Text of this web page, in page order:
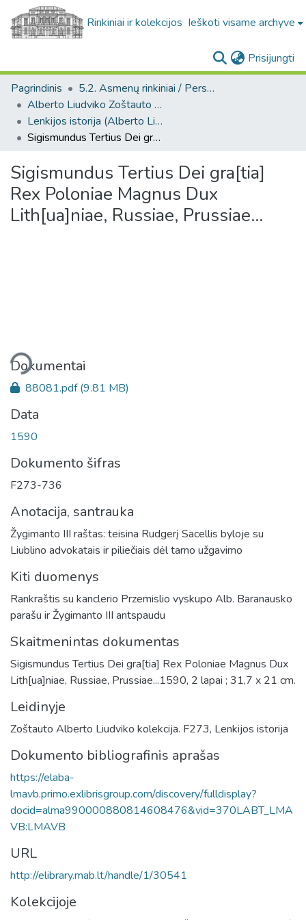
Rinkiniai ir kolekcijos Ieškoti visame archyve
Prisijungti
Pagrindinis
5.2. Asmenų rinkiniai / Personal collections
Alberto Liudviko Zoštauto kolekcija. F273
Lenkijos istorija (Alberto Liudviko Zoštauto kolekcija. F273)
Sigismundus Tertius Dei gra[tia] Rex Poloniae Magnus Dux Lith[ua]niae, Russiae, Prussiae...
Sigismundus Tertius Dei gra[tia]
Rex Poloniae Magnus Dux
Lith[ua]niae, Russiae, Prussiae...
Dokumentai
88081.pdf(9.81 MB)
Data
1590
Dokumento šifras
F273-736
Anotacija, santrauka
Žygimanto III raštas: teisina Rudgerį Sacellis byloje su
Liublino advokatais ir piliečiais dėl tarno užgavimo
Kiti duomenys
Rankraštis su kanclerio Przemislio vyskupo Alb. Baranausko
parašu ir Žygimanto III antspaudu
Skaitmenintas dokumentas
Sigismundus Tertius Dei gra[tia] Rex Poloniae Magnus Dux
Lith[ua]niae, Russiae, Prussiae...1590, 2 lapai ; 31,7 x 21 cm.
Leidinyje
Zoštauto Alberto Liudviko kolekcija. F273, Lenkijos istorija
Dokumento bibliografinis aprašas
https://elaba-
lmavb.primo.exlibrisgroup.com/discovery/fulldisplay?
docid=alma990000880814608476&vid=370LABT_LMA
VB:LMAVB
URL
http://elibrary.mab.lt/handle/1/30541
Kolekcijoje